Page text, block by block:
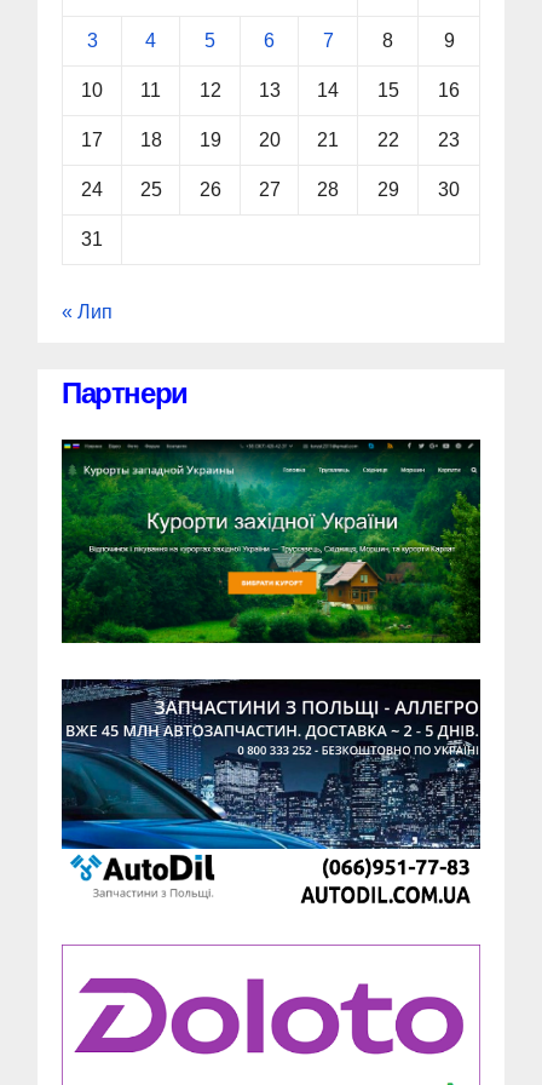
3 4 5 6 7 8 9
10 11 12 13 14 15 16
17 18 19 20 21 22 23
24 25 26 27 28 29 30
31
« Лип
Партнери